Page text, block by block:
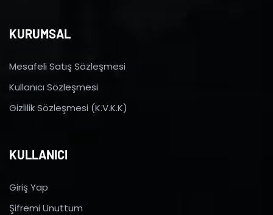
KURUMSAL
Mesafeli Satış Sözleşmesi
Kullanıcı Sözleşmesi
Gizlilik Sözleşmesi (K.V.K.K)
KULLANICI
Giriş Yap
Şifremi Unuttum